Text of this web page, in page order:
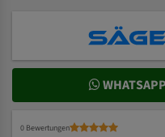
0 Bewertungen